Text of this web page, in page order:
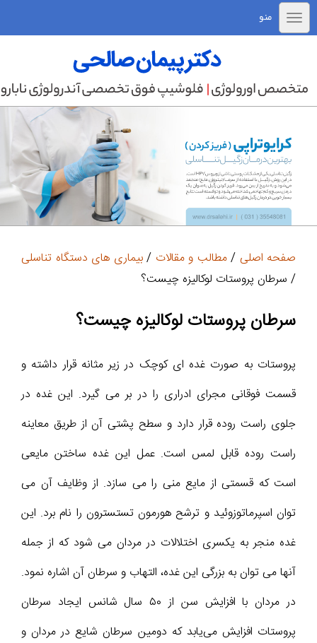
منو
صفحه اصلی /مطالب و مقالات /بیماری های دستگاه تناسلی
/ سرطان پروستات لوکالیزه چیست؟
سرطان پروستات لوکالیزه چیست؟
پروستات به صورت غده ای کوچک در زیر مثانه قرار داشته و
قسمت فوقانی مجرای ادراری را در بر می گیرد. این غده در
جلوی راست روده قرار دارد و سطح پشتی آن از طریق معاینه
راست روده قابل لمس است. عمل این غده ساختن مایعی
است که قسمتی از مایع منی را می سازد. از وظایف آن می
توان اسپرماتوزوئید و ترشح هورمون تستسترون را نام برد. این
غده منجر به یکسری اختلالات در مردان می شود که از جمله
آنها می توان به بزرگی این غده، التهاب و سرطان آن اشاره نمود.
در مردان با افزایش سن از ۵۰ سال شانس ایجاد سرطان
پروستات افزایش می‌یابد که دومین سرطان شایع در مردان و